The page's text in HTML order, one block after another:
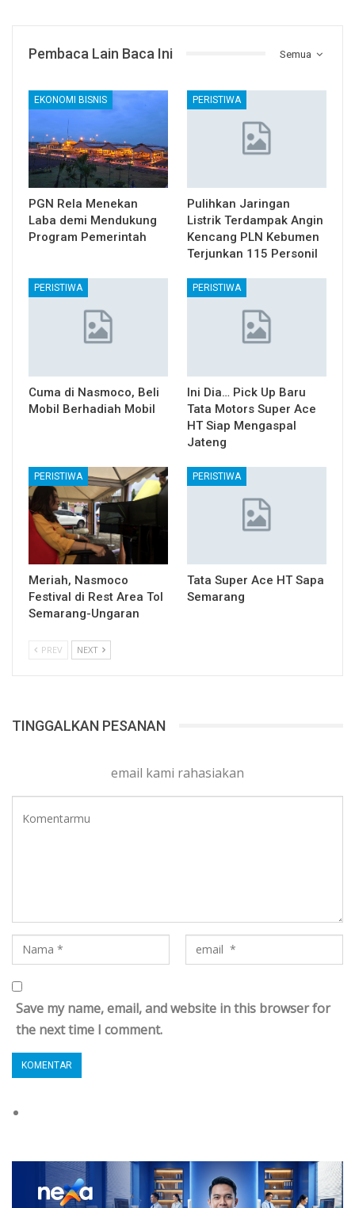
Semua
Pembaca Lain Baca Ini
EKONOMI BISNIS
PGN Rela Menekan
Laba demi Mendukung
Program Pemerintah
PERISTIWA
Pulihkan Jaringan
Listrik Terdampak Angin
Kencang PLN Kebumen
Terjunkan 115 Personil
PERISTIWA
Cuma di Nasmoco, Beli
Mobil Berhadiah Mobil
PERISTIWA
Ini Dia… Pick Up Baru
Tata Motors Super Ace
HT Siap Mengaspal
Jateng
PERISTIWA
Meriah, Nasmoco
Festival di Rest Area Tol
Semarang-Ungaran
PERISTIWA
Tata Super Ace HT Sapa
Semarang
PREV NEXT
TINGGALKAN PESANAN
email kami rahasiakan
Save my name, email, and website in this browser for
the next time I comment.